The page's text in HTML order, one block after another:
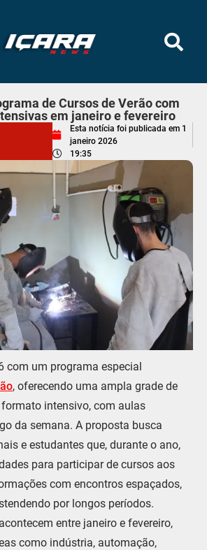
de Cursos de Verão com
em janeiro e fevereiro
Esta notícia foi publicada em 1
janeiro 2026
19:35
com um programa especial
, oferecendo uma ampla grade de
intensivo, com aulas
da semana. A proposta busca
e estudantes que, durante o ano,
para participar de cursos aos
com encontros espaçados,
por longos períodos.
entre janeiro e fevereiro,
como indústria, automação,